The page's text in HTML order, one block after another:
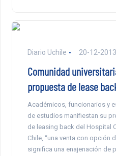
Diario Uchile 20-12-2013
Comunidad
propuesta de lease
Académicos, funcionarios y
de estudios manifiestan su
de leasing back del Hospital
Chile, “una venta con opción
significa una enajenación de